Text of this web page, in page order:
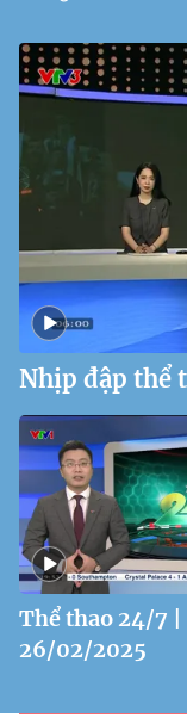
Nhịp đập thể
Thể thao 24/7 |
26/02/2025